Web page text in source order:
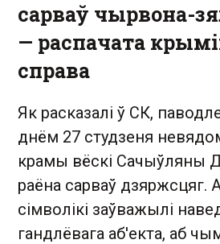
сарваў чырвона-
— распачата
справа
Як расказалі ў СК,
днём 27 студзеня
крамы вёскі Сачыўляны
раёна сарваў дзяржсцяг.
сімволікі заўважылі
гандлёвага аб'екта, аб